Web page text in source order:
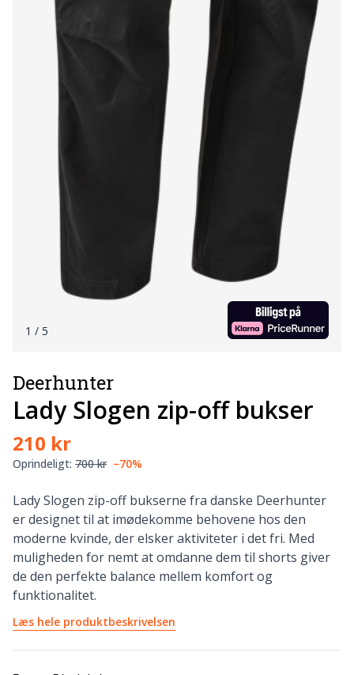
1 / 5
Deerhunter
Lady Slogen zip-off bukser
210 kr
Oprindeligt: 700 kr −70%
Lady Slogen zip-off bukserne fra danske Deerhunter
er designet til at imødekomme behovene hos den
moderne kvinde, der elsker aktiviteter i det fri. Med
muligheden for nemt at omdanne dem til shorts giver
de den perfekte balance mellem komfort og
funktionalitet.
Læs hele produktbeskrivelsen